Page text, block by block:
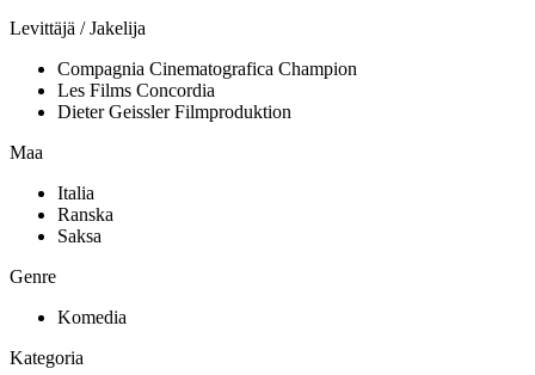
Levittäjä / Jakelija
Compagnia Cinematografica Champion
Les Films Concordia
Dieter Geissler Filmproduktion
Maa
Italia
Ranska
Saksa
Genre
Komedia
Kategoria